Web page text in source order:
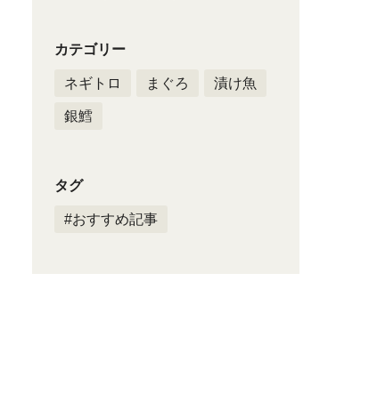
カテゴリー
ネギトロ まぐろ 漬け魚
銀鱈
タグ
#おすすめ記事